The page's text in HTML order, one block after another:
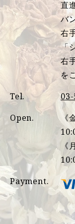
直
バ
右
「
右
を
Tel.
Open.
《
《
Payment.